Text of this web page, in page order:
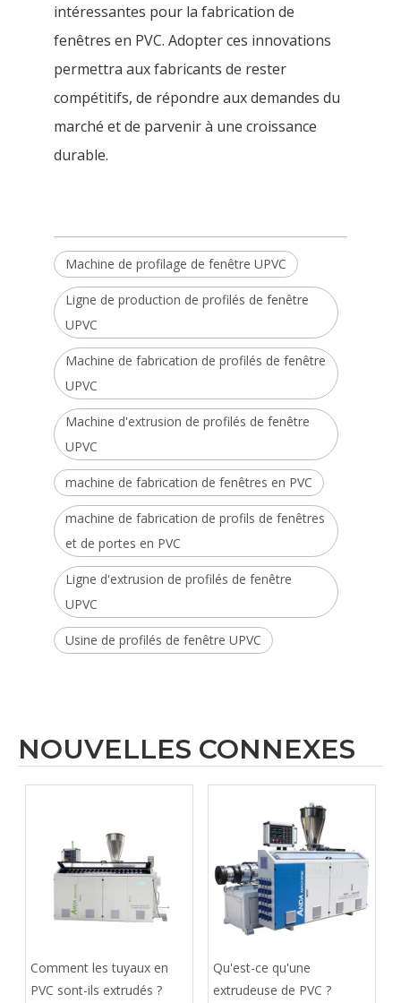
intéressantes pour la fabrication de
fenêtres en PVC. Adopter ces innovations
permettra aux fabricants de rester
compétitifs, de répondre aux demandes du
marché et de parvenir à une croissance
durable.
Machine de profilage de fenêtre UPVC
Ligne de production de profilés de fenêtre
UPVC
Machine de fabrication de profilés de fenêtre
UPVC
Machine d'extrusion de profilés de fenêtre
UPVC
machine de fabrication de fenêtres en PVC
machine de fabrication de profils de fenêtres
et de portes en PVC
Ligne d'extrusion de profilés de fenêtre
UPVC
Usine de profilés de fenêtre UPVC
NOUVELLES CONNEXES
Comment les tuyaux en
PVC sont-ils extrudés ?
Qu'est-ce qu'une
extrudeuse de PVC ?